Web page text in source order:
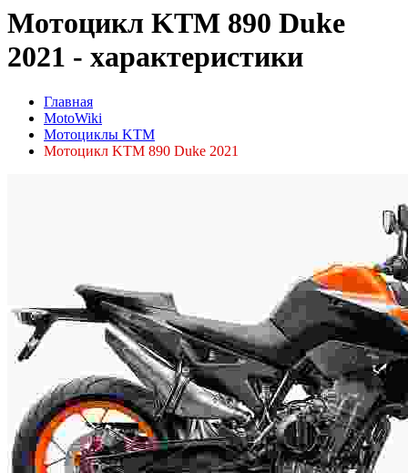
Мотоцикл KTM 890 Duke
2021 - характеристики
Главная
MotoWiki
Мотоциклы KTM
Мотоцикл KTM 890 Duke 2021